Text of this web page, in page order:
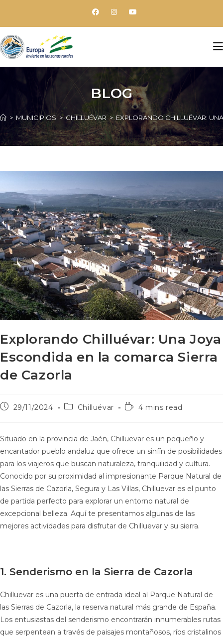
BLOG
> MUNICIPIOS > CHILLUÉVAR > EXPLORANDO CHILLUÉVAR:
Explorando Chilluévar: Una Joya
Escondida en la comarca Sierra
de Cazorla
29/11/2024 Chilluévar 4 mins read
Situado en la provincia de Jaén, Chilluevar es un pequeño y
encantador pueblo andaluz que ofrece un sinfín de posibilidades
para los viajeros que buscan naturaleza, tranquilidad y cultura.
Conocido por su proximidad al impresionante Parque Natural de
las Sierras de Cazorla, Segura y Las Villas, Chilluevar es el punto
de partida perfecto para explorar un entorno natural de
excepcional belleza. Aquí te presentamos algunas de las
mejores actividades para disfrutar de Chilluevar y su sierra.
1. Senderismo en la Sierra de Cazorla
Chilluevar es una puerta de entrada ideal al Parque Natural de
las Sierras de Cazorla, la reserva natural más grande de España.
Los entusiastas del senderismo encontrarán innumerables rutas
que serpentean a través de paisajes montañosos, ríos cristalinos